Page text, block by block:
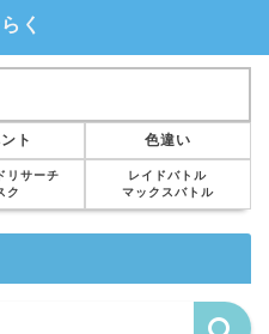
く
ト 色違い
リサーチ
ク
レイドバトル
マックスバトル